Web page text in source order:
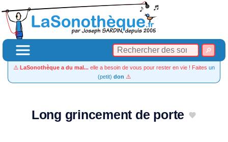
⚠️ LaSonothèque a du mal... elle a besoin de vous pour rester en vie ! Faites un
(petit) don ⚠️
Long grincement de porte